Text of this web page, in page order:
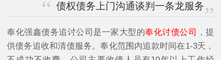
债权债务上门沟通谈判一条龙服务
奉化强鑫债务追讨公司是一家大型的奉化讨债公司
，提
供债务追收和清债服务。奉化范围内追款时间在1-3天，